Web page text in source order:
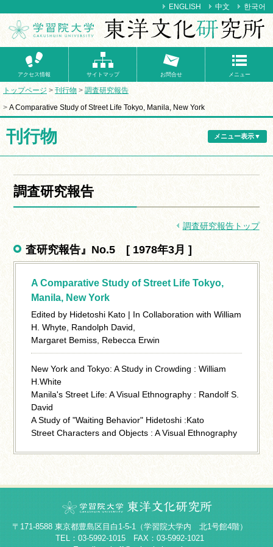
アクセス情報 サイトマップ お問合せ メニュー
ENGLISH 中文 한국어
トップページ 刊行物
調査研究報告
A Comparative Study of Street Life Tokyo, Manila, New York
刊行物 メニュー表示▼
調査研究報告
調査研究報告トップ
査研究報告』No.5 [ 1978年3月 ]
A Comparative Study of Street Life Tokyo,
Manila, New York
Edited by Hidetoshi Kato | In Collaboration with William
H. Whyte, Randolph David,
Margaret Bemiss, Rebecca Erwin
New York and Tokyo: A Study in Crowding : William
H.White
Manila's Street Life: A Visual Ethnography : Randolf S.
David
A Study of "Waiting Behavior" Hidetoshi :Kato
Street Characters and Objects : A Visual Ethnography
〒171-8588 東京都豊島区目白1-5-1（学習院大学内 北1号館4階）
TEL：03-5992-1015 FAX：03-5992-1021